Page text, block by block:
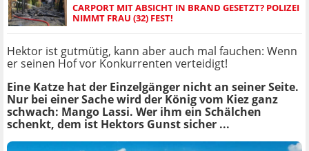
CARPORT MIT ABSICHT IN BRAND GESETZT? POLIZEI
NIMMT FRAU (32) FEST!
Hektor ist gutmütig, kann aber auch mal fauchen: Wenn
er seinen Hof vor Konkurrenten verteidigt!
Eine Katze hat der Einzelgänger nicht an seiner Seite.
Nur bei einer Sache wird der König vom Kiez ganz
schwach: Mango Lassi. Wer ihm ein Schälchen
schenkt, dem ist Hektors Gunst sicher ...